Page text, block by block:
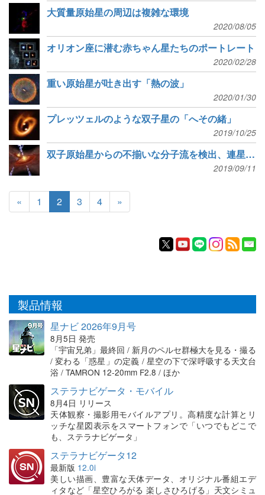
大質量原始星の周辺は複雑な環境
2020/08/05
オリオン座に潜む赤ちゃん星たちのポートレート
2020/02/28
重い原始星が吐き出す「熱の波」
2020/01/30
プレッツェルのような双子星の「へその緒」
2019/10/25
双子原始星からの不揃いな分子流を検出、連星系形成の謎に迫る
2019/09/11
« 1 2 3 4 »
製品情報
星ナビ 2026年9月号
8月5日 発売
「宇宙兄弟」最終回 / 新月のペルセ群極大を見る・撮る
/ 変わる「惑星」の定義 / 星空の下で深呼吸する天文台
浴 / TAMRON 12-20mm F2.8 / ほか
ステラナビゲータ・モバイル
8月4日 リリース
天体観察・撮影用モバイルアプリ。高精度な計算とリ
ッチな星図表示をスマートフォンで「いつでもどこで
も、ステラナビゲータ」
ステラナビゲータ12
最新版 12.0i
美しい描画、豊富な天体データ、オリジナル番組エデ
ィタなど「星空ひろがる 楽しさひろげる」天文シミュ